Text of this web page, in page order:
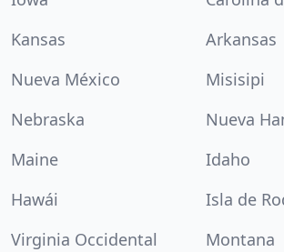
Kansas
Arkansas
Nueva México
Misisipi
Nebraska
Nueva
Maine
Idaho
Hawái
Isla de
Virginia Occidental
Montana